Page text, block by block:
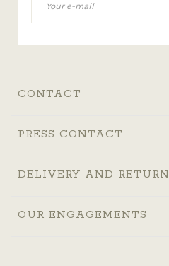
CONTACT
PRESS CONTACT
DELIVERY AND RETURN
OUR ENGAGEMENTS